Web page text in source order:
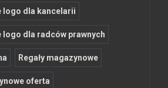
logo dla kancelarii
logo dla radców prawnych
Regały magazynowe
oferta